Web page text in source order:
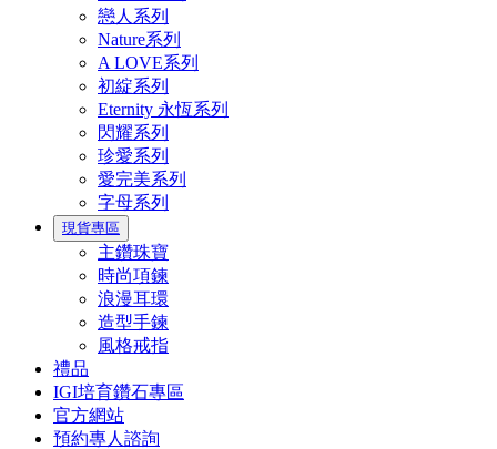
戀人系列
Nature系列
A LOVE系列
初綻系列
Eternity 永恆系列
閃耀系列
珍愛系列
愛完美系列
字母系列
現貨專區
主鑽珠寶
時尚項鍊
浪漫耳環
造型手鍊
風格戒指
禮品
IGI培育鑽石專區
官方網站
預約專人諮詢